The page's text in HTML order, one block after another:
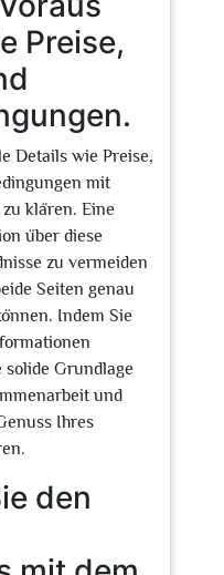
Preise,
Details wie Preise,
mit
klären. Eine
über diese
zu vermeiden
Seiten genau
Indem Sie
solide Grundlage
und
Ihres
den